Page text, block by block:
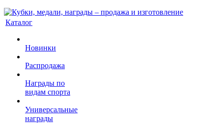
Каталог
Новинки
Распродажа
Награды по
видам спорта
Универсальные
награды